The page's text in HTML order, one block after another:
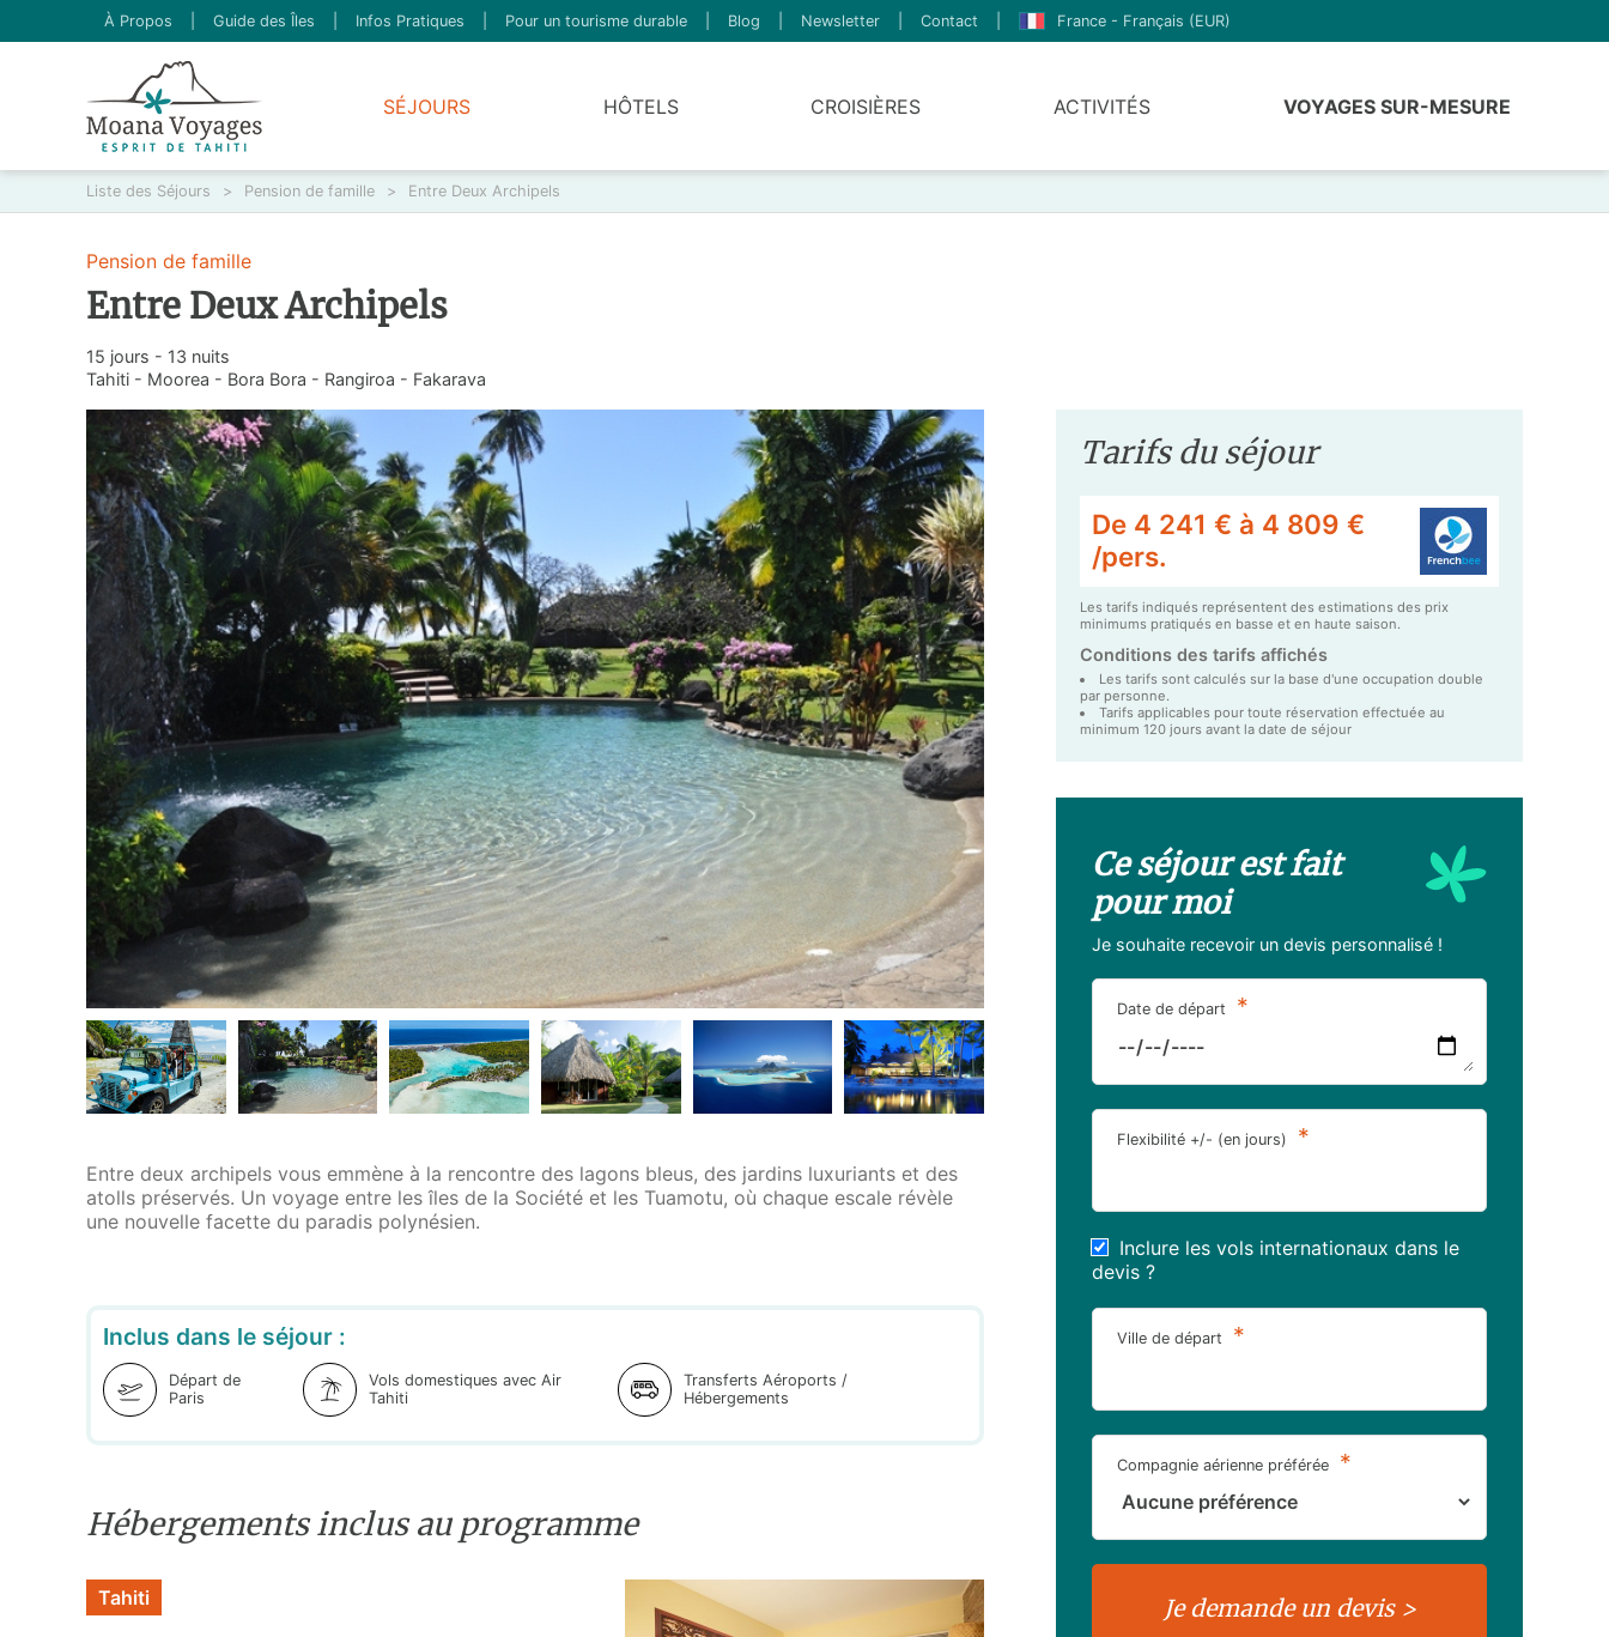
À Propos Guide des Îles Infos Pratiques Pour un tourisme durable Blog Newsletter Contact France - Français (EUR)
SÉJOURS HÔTELS CROISIÈRES ACTIVITÉS VOYAGES SUR-MESURE
Liste des Séjours > Pension de famille > Entre Deux Archipels
Pension de famille
Entre Deux Archipels
15 jours - 13 nuits
Tahiti - Moorea - Bora Bora - Rangiroa - Fakarava
Entre deux archipels vous emmène à la rencontre des lagons bleus, des jardins luxuriants et des
atolls préservés. Un voyage entre les îles de la Société et les Tuamotu, où chaque escale révèle
une nouvelle facette du paradis polynésien.
Inclus dans le séjour :
Départ de
Paris
Vols domestiques avec Air
Tahiti
Transferts Aéroports /
Hébergements
Hébergements inclus au programme
Tahiti
Tarifs du séjour
De 4 241 € à 4 809 €
/pers.
Les tarifs indiqués représentent des estimations des prix
minimums pratiqués en basse et en haute saison.
Conditions des tarifs affichés
Les tarifs sont calculés sur la base d'une occupation double
par personne.
Tarifs applicables pour toute réservation effectuée au
minimum 120 jours avant la date de séjour
Ce séjour est fait
pour moi
Je souhaite recevoir un devis personnalisé !
Date de départ *
Flexibilité +/- (en jours) *
Inclure les vols internationaux dans le
devis ?
Ville de départ *
Compagnie aérienne préférée *